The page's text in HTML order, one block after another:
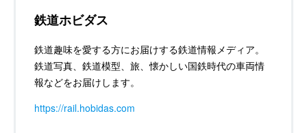
鉄道ホビダス
鉄道趣味を愛する方にお届けする鉄道情報メディア。
鉄道写真、鉄道模型、旅、懐かしい国鉄時代の車両情
報などをお届けします。
https://rail.hobidas.com